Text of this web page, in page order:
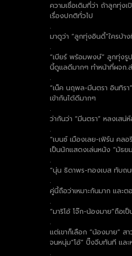
ความเชื่อเดิมที่ว่า ถ้าลูกทุ่ง
เรื่องปกติทั่วไป
.
มาดูว่า “ลูกทุ่งอินดี้”ใครบ้า
.
“เบียร์ พร้อมพงษ์” ลูกทุ่งรู
นี้ดูแลดีมากๆ ทำหน้าที่ผจก.
.
“เน็ค นฤพล-มีนตรา อินทิรา
เข้ากันได้ดีมากๆ
.
ว่ากันว่า “มีนตรา” หลงเสน่
.
“เบนซ์ เมืองเลย-เฟิร์น คล
เป็นนักแสดงเล่นหนัง “มัธย
.
“นุ่น ธิดาพร-ทองเบส ทับถ
.
คู่นี้ถือว่าเหมาะกันมาก และ
.
“มาริโอ้ โจ๊ก-น้องมาย”ถือเ
.
แต่เขาก็เลือก “น้องมาย”
จนหนุ่ม”โอ้” ปิ๊งจีบทันที แล
.